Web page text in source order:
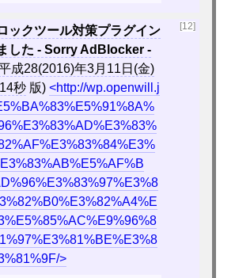
[12]
ックツール対策プラグイン
した - Sorry AdBlocker -
成28(2016)年3月11日(金)
秒版)
http://wp.openwill.j